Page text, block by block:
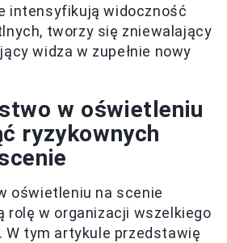
intensyfikują widoczność
tworzy się zniewalający
widza w zupełnie nowy
w oświetleniu
ryzykownych
oświetleniu na scenie
rolę w organizacji wszelkiego
W tym artykule przedstawię